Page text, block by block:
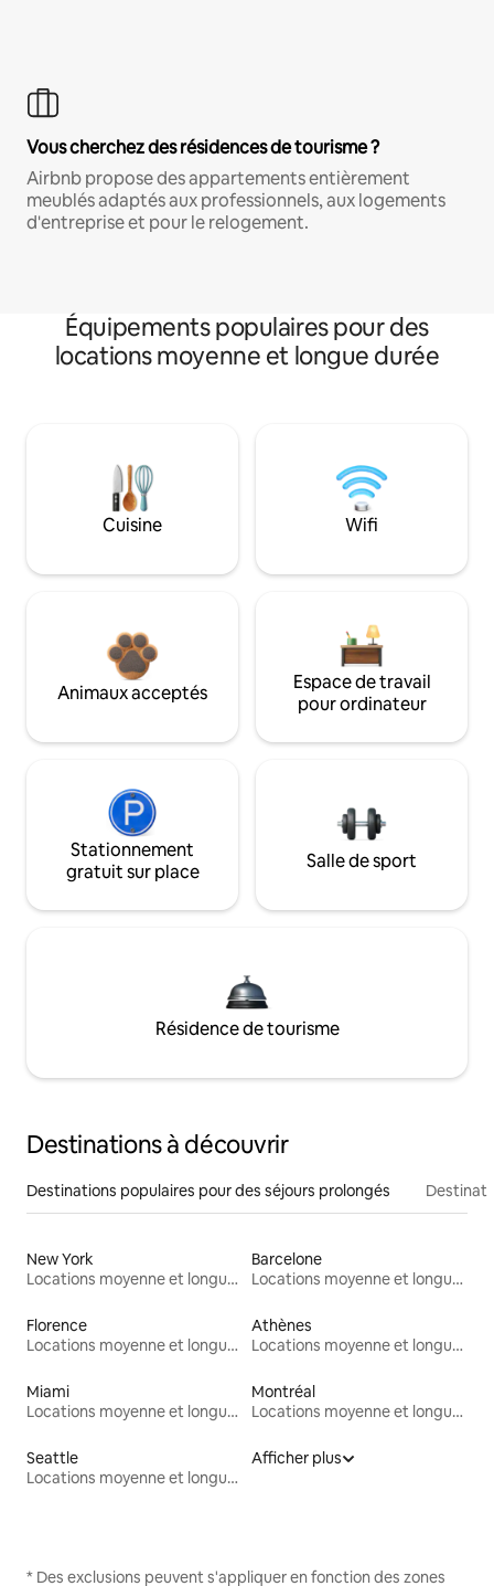
Vous cherchez des résidences de tourisme ?
Airbnb propose des appartements entièrement
meublés adaptés aux professionnels, aux logements
d'entreprise et pour le relogement.
Équipements populaires pour des
locations moyenne et longue durée
Cuisine Wifi
Animaux acceptés
Espace de travail
pour ordinateur
Stationnement
gratuit sur place
Salle de sport
Résidence de tourisme
Destinations à découvrir
Destinations populaires pour des séjours prolongés
New York
Locations moyenne et longue durée
Barcelone
Locations moyenne et longue durée
Florence
Locations moyenne et longue durée
Athènes
Locations moyenne et longue durée
Miami
Locations moyenne et longue durée
Montréal
Locations moyenne et longue durée
Seattle
Locations moyenne et longue durée
Afficher plus
* Des exclusions peuvent s'appliquer en fonction des zones